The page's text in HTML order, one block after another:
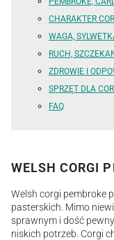
CHARAKTER
WAGA,
RUCH,
ZDROWIE I
SPRZĘT DLA
FAQ
WELSH CORGI
Welsh corgi pembroke
pasterskich. Mimo
sprawnym i dość
niskich potrzeb. Corgi